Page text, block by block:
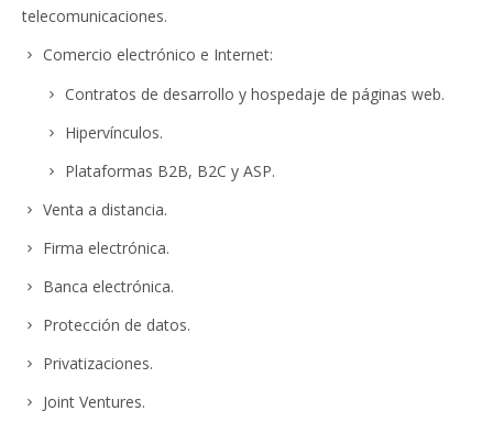
telecomunicaciones.
Comercio electrónico e Internet:
Contratos de desarrollo y hospedaje de páginas web.
Hipervínculos.
Plataformas B2B, B2C y ASP.
Venta a distancia.
Firma electrónica.
Banca electrónica.
Protección de datos.
Privatizaciones.
Joint Ventures.